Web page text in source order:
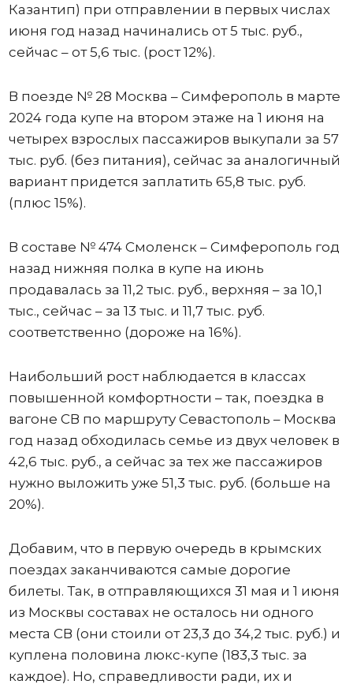
Казантип) при отправлении в первых числах
июня год назад начинались от 5 тыс. руб.,
сейчас – от 5,6 тыс. (рост 12%).
В поезде № 28 Москва – Симферополь в марте
2024 года купе на втором этаже на 1 июня на
четырех взрослых пассажиров выкупали за 57
тыс. руб. (без питания), сейчас за аналогичный
вариант придется заплатить 65,8 тыс. руб.
(плюс 15%).
В составе № 474 Смоленск – Симферополь год
назад нижняя полка в купе на июнь
продавалась за 11,2 тыс. руб., верхняя – за 10,1
тыс., сейчас – за 13 тыс. и 11,7 тыс. руб.
соответственно (дороже на 16%).
Наибольший рост наблюдается в классах
повышенной комфортности – так, поездка в
вагоне СВ по маршруту Севастополь – Москва
год назад обходилась семье из двух человек в
42,6 тыс. руб., а сейчас за тех же пассажиров
нужно выложить уже 51,3 тыс. руб. (больше на
20%).
Добавим, что в первую очередь в крымских
поездах заканчиваются самые дорогие
билеты. Так, в отправляющихся 31 мая и 1 июня
из Москвы составах не осталось ни одного
места СВ (они стоили от 23,3 до 34,2 тыс. руб.) и
куплена половина люкс-купе (183,3 тыс. за
каждое). Но, справедливости ради, их и